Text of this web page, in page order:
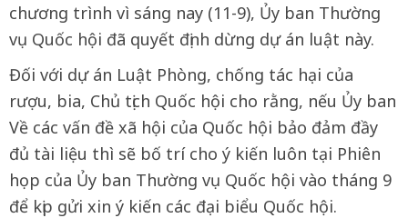
chương trình vì sáng nay (11-9), Ủy ban Thường
vụ Quốc hội đã quyết định dừng dự án luật này.
Đối với dự án Luật Phòng, chống tác hại của
rượu, bia, Chủ tịch Quốc hội cho rằng, nếu Ủy ban
Về các vấn đề xã hội của Quốc hội bảo đảm đầy
đủ tài liệu thì sẽ bố trí cho ý kiến luôn tại Phiên
họp của Ủy ban Thường vụ Quốc hội vào tháng 9
để kịp gửi xin ý kiến các đại biểu Quốc hội.